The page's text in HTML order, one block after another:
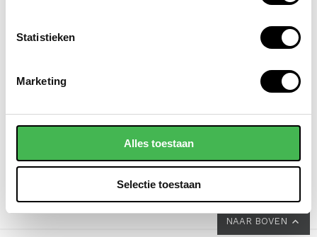
Statistieken
Marketing
Alles toestaan
Selectie toestaan
crossbodytas skara
59,90
grote schoudertas /
saffiano nora
NAAR BOVEN